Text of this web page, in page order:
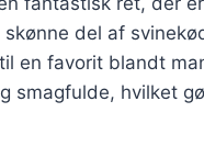
skønne del af
en favorit blandt
smagfulde, hvilket